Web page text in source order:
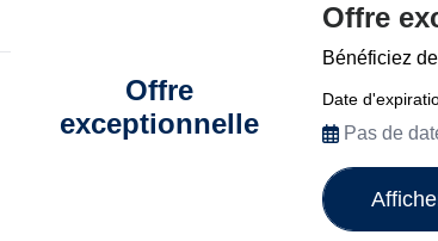
Offre
exceptionnelle
Offre
Bénéficiez
Date
Pas de